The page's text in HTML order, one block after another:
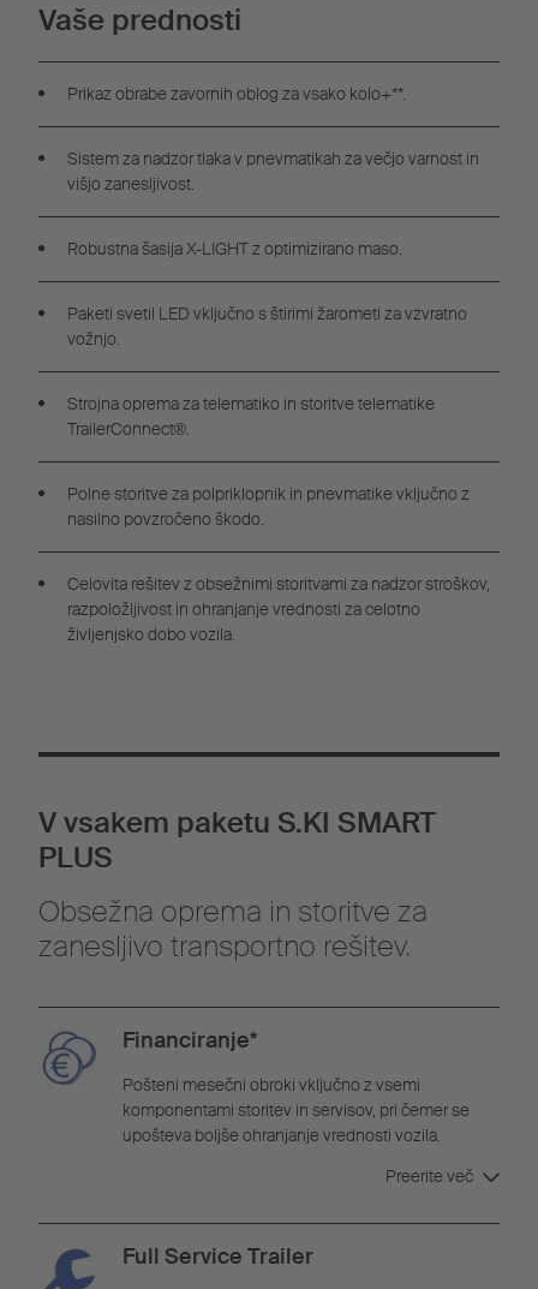
Vaše prednosti
Prikaz obrabe zavornih oblog za vsako kolo+**.
Sistem za nadzor tlaka v pnevmatikah za večjo varnost in
višjo zanesljivost.
Robustna šasija X-LIGHT z optimizirano maso.
Paketi svetil LED vključno s štirimi žarometi za vzvratno
vožnjo.
Strojna oprema za telematiko in storitve telematike
TrailerConnect®.
Polne storitve za polpriklopnik in pnevmatike vključno z
nasilno povzročeno škodo.
Celovita rešitev z obsežnimi storitvami za nadzor stroškov,
razpoložljivost in ohranjanje vrednosti za celotno
življenjsko dobo vozila.
V vsakem paketu S.KI SMART
PLUS
Obsežna oprema in storitve za
zanesljivo transportno rešitev.
Financiranje*
Pošteni mesečni obroki vključno z vsemi
komponentami storitev in servisov, pri čemer se
upošteva boljše ohranjanje vrednosti vozila.
Preerite več
Full Service Trailer